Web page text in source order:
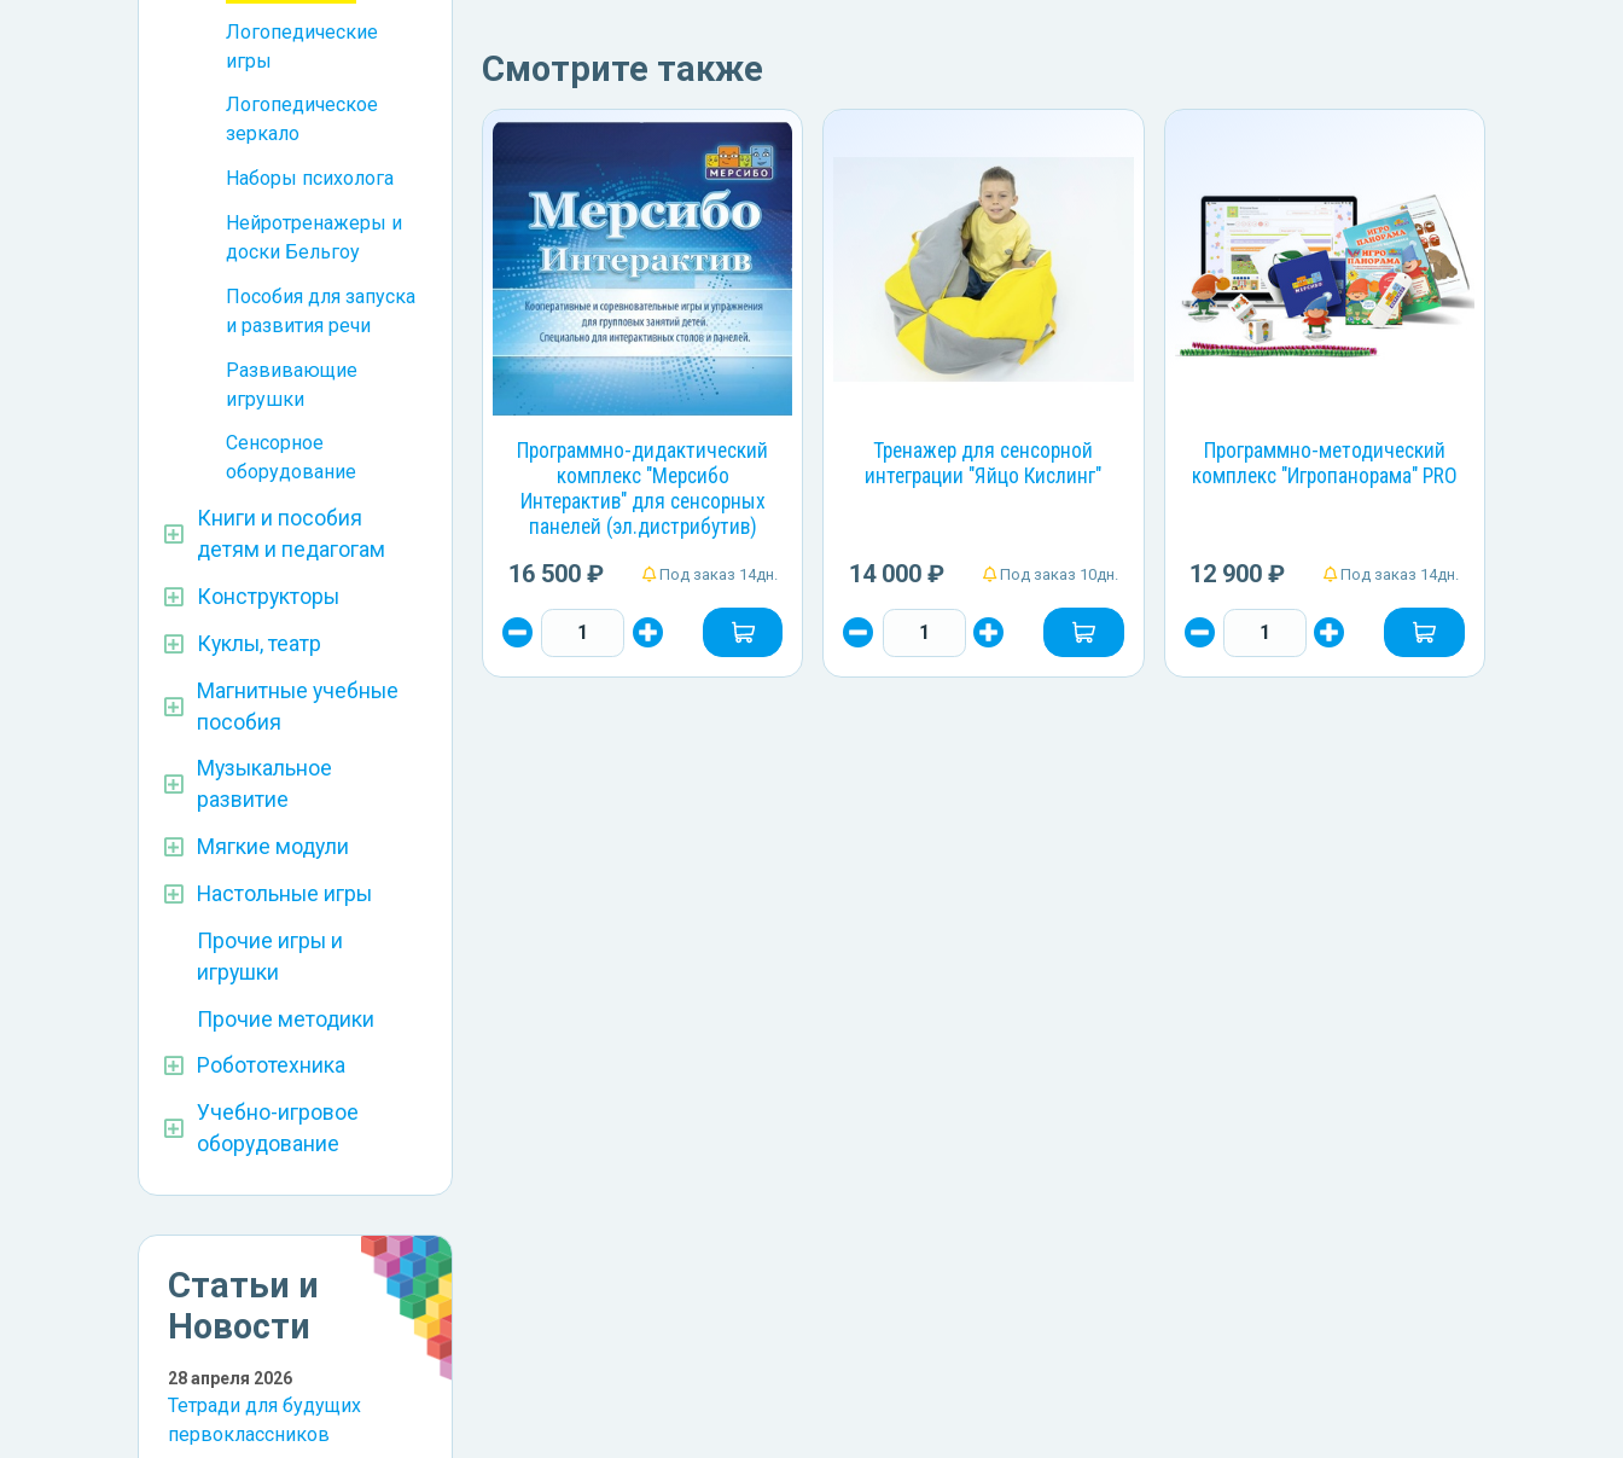
Логопедические
игры
Логопедическое
зеркало
Наборы психолога
Нейротренажеры и
доски Бельгоу
Пособия для запуска
и развития речи
Развивающие
игрушки
Сенсорное
оборудование
Книги и пособия
детям и педагогам
Конструкторы
Куклы, театр
Магнитные учебные
пособия
Музыкальное
развитие
Мягкие модули
Настольные игры
Прочие игры и
игрушки
Прочие методики
Робототехника
Учебно-игровое
оборудование
Статьи и
Новости
28 апреля 2026
Тетради для будущих
первоклассников
Смотрите также
Программно-дидактический
комплекс "Мерсибо
Интерактив" для сенсорных
панелей (эл.дистрибутив)
16 500 ₽ Под заказ 14дн.
Тренажер для сенсорной
интеграции "Яйцо Кислинг"
14 000 ₽ Под заказ 10дн.
Программно-методический
комплекс "Игропанорама" PRO
12 900 ₽ Под заказ 14дн.